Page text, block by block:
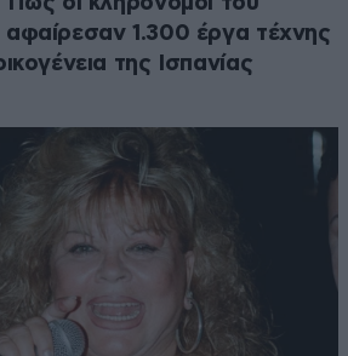
αφαίρεσαν 1.300 έργα τέχνης
της Ισπανίας